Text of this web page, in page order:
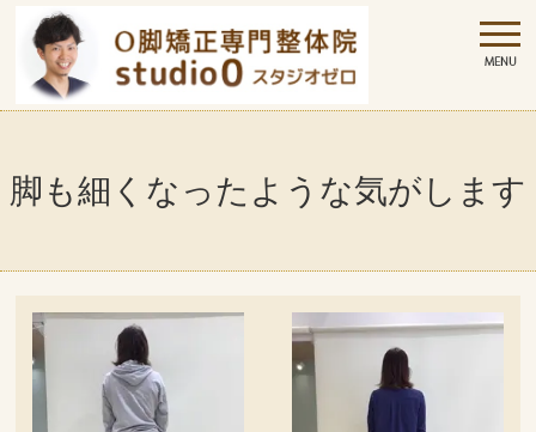
脚も細くなったような気がします